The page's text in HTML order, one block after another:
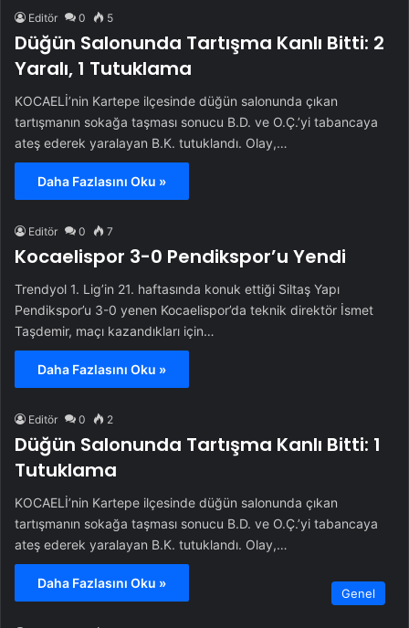
Editör 0 5
Düğün Salonunda Tartışma Kanlı Bitti: 2
Yaralı, 1 Tutuklama
KOCAELİ’nin Kartepe ilçesinde düğün salonunda çıkan
tartışmanın sokağa taşması sonucu B.D. ve O.Ç.’yi tabancaya
ateş ederek yaralayan B.K. tutuklandı. Olay,…
Daha Fazlasını Oku »
Editör 0 7
Kocaelispor 3-0 Pendikspor’u Yendi
Trendyol 1. Lig’in 21. haftasında konuk ettiği Siltaş Yapı
Pendikspor’u 3-0 yenen Kocaelispor’da teknik direktör İsmet
Taşdemir, maçı kazandıkları için…
Daha Fazlasını Oku »
Editör 0 2
Düğün Salonunda Tartışma Kanlı Bitti: 1
Tutuklama
KOCAELİ’nin Kartepe ilçesinde düğün salonunda çıkan
tartışmanın sokağa taşması sonucu B.D. ve O.Ç.’yi tabancaya
ateş ederek yaralayan B.K. tutuklandı. Olay,…
Daha Fazlasını Oku »
Genel